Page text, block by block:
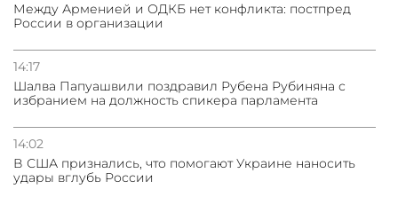
Между Арменией и ОДКБ нет конфликта: постпред
России в организации
14:17
Шалва Папуашвили поздравил Рубена Рубиняна с
избранием на должность спикера парламента
14:02
В США признались, что помогают Украине наносить
удары вглубь России